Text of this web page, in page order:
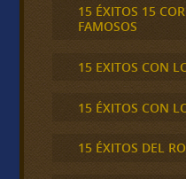
15 ÉXITOS 15
FAMOSOS
15 EXITOS CON
15 ÉXITOS CON
15 ÉXITOS DEL